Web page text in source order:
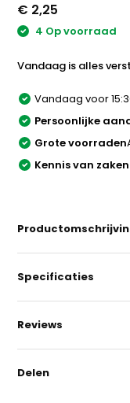
€ 2,25
4 Op voorraad
Vandaag is alles
Vandaag voor
Persoonlijke
Grote voorraden
Kennis van zaken
Specificaties
Reviews
Delen